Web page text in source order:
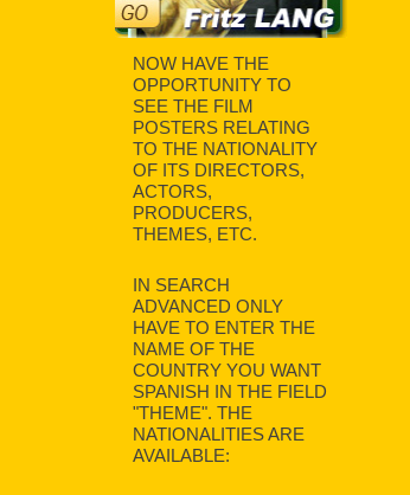
NOW HAVE THE
OPPORTUNITY TO
SEE THE FILM
POSTERS RELATING
TO THE NATIONALITY
OF ITS DIRECTORS,
ACTORS,
PRODUCERS,
THEMES, ETC.
IN SEARCH
ADVANCED ONLY
HAVE TO ENTER THE
NAME OF THE
COUNTRY YOU WANT
SPANISH IN THE FIELD
"THEME". THE
NATIONALITIES ARE
AVAILABLE: